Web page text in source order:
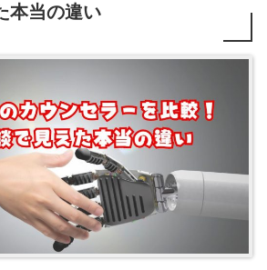
本当の違い